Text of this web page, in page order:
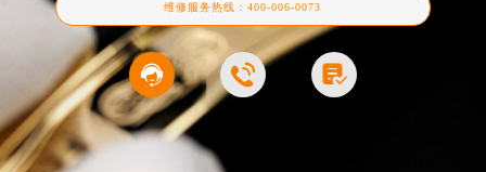
维修服务热线：400-006-0073
  